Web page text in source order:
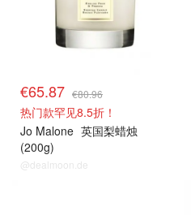
€65.87 €80.96
热门款罕见8.5折！
Jo Malone 英国梨蜡烛
(200g)
@dealmoon.de